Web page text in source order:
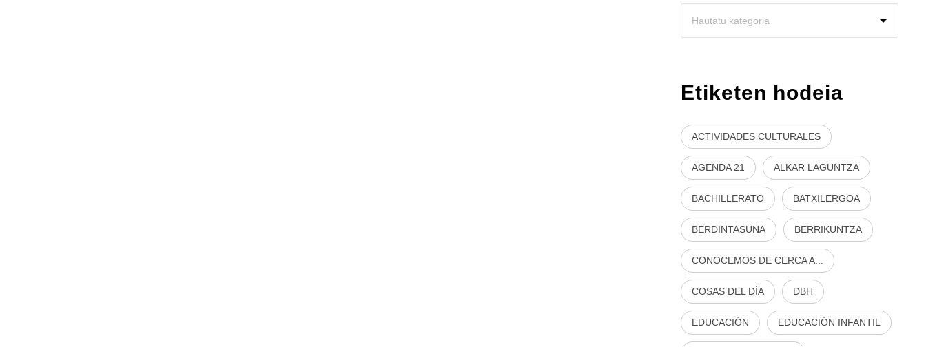
Etiketen hodeia
ACTIVIDADES CULTURALES
AGENDA 21 ALKAR LAGUNTZA
BACHILLERATO BATXILERGOA
BERDINTASUNA BERRIKUNTZA
CONOCEMOS DE CERCA A...
COSAS DEL DÍA DBH
EDUCACIÓN EDUCACIÓN INFANTIL